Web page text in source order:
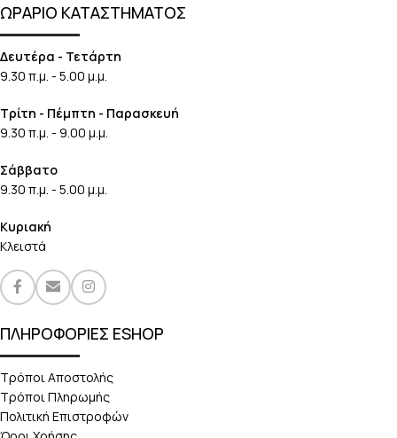
ΩΡΑΡΙΟ ΚΑΤΑΣΤΗΜΑΤΟΣ
Δευτέρα - Τετάρτη
9.30 π.μ. - 5.00 μ.μ.
Τρίτη - Πέμπτη - Παρασκευή
9.30 π.μ. - 9.00 μ.μ.
Σάββατο
9.30 π.μ. - 5.00 μ.μ.
Κυριακή
Κλειστά
ΠΛΗΡΟΦΟΡΙΕΣ ESHOP
Τρόποι Αποστολής
Τρόποι Πληρωμής
Πολιτική Επιστροφών